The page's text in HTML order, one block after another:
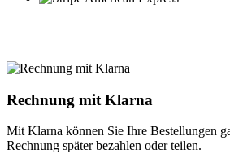
Rechnung mit Klarna
Mit Klarna können Sie Ihre Bestellungen
Rechnung später bezahlen oder teilen.